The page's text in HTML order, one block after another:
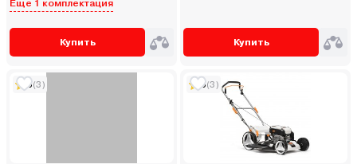
Еще 1 комплектация
Купить Купить
5(3) 5(3)